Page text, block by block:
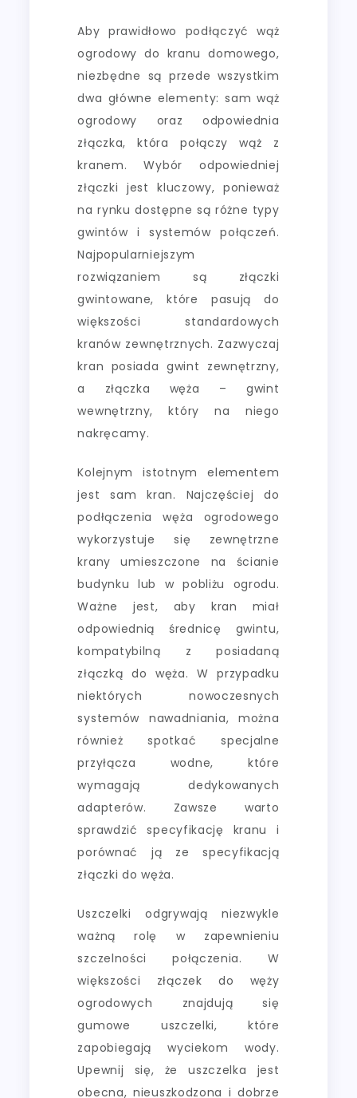
Aby prawidłowo podłączyć wąż
ogrodowy do kranu domowego,
niezbędne są przede wszystkim
dwa główne elementy: sam wąż
ogrodowy oraz odpowiednia
złączka, która połączy wąż z
kranem. Wybór odpowiedniej
złączki jest kluczowy, ponieważ
na rynku dostępne są różne typy
gwintów i systemów połączeń.
Najpopularniejszym
rozwiązaniem są złączki
gwintowane, które pasują do
większości standardowych
kranów zewnętrznych. Zazwyczaj
kran posiada gwint zewnętrzny,
a złączka węża – gwint
wewnętrzny, który na niego
nakręcamy.
Kolejnym istotnym elementem
jest sam kran. Najczęściej do
podłączenia węża ogrodowego
wykorzystuje się zewnętrzne
krany umieszczone na ścianie
budynku lub w pobliżu ogrodu.
Ważne jest, aby kran miał
odpowiednią średnicę gwintu,
kompatybilną z posiadaną
złączką do węża. W przypadku
niektórych nowoczesnych
systemów nawadniania, można
również spotkać specjalne
przyłącza wodne, które
wymagają dedykowanych
adapterów. Zawsze warto
sprawdzić specyfikację kranu i
porównać ją ze specyfikacją
złączki do węża.
Uszczelki odgrywają niezwykle
ważną rolę w zapewnieniu
szczelności połączenia. W
większości złączek do węży
ogrodowych znajdują się
gumowe uszczelki, które
zapobiegają wyciekom wody.
Upewnij się, że uszczelka jest
obecna, nieuszkodzona i dobrze